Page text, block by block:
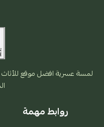
لمسة عسرية افضل موقع للأثاث
روابط مهمة